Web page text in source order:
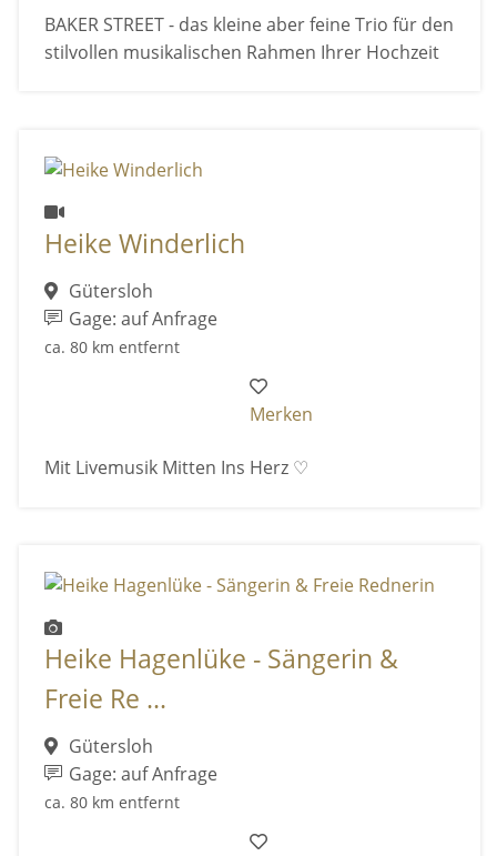
BAKER STREET - das kleine aber feine Trio für den
stilvollen musikalischen Rahmen Ihrer Hochzeit
Heike Winderlich
Gütersloh
Gage: auf Anfrage
ca. 80 km entfernt
Merken
Mit Livemusik Mitten Ins Herz ♡
Heike Hagenlüke - Sängerin &
Freie Re ...
Gütersloh
Gage: auf Anfrage
ca. 80 km entfernt